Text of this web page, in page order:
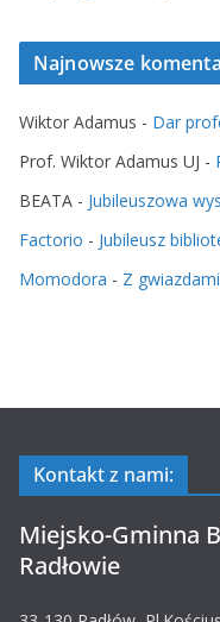
Najnowsze
Wiktor Adamus - Dar
Prof. Wiktor Adamus UJ -
BEATA - Jubileuszowa
Factorio - Jubileusz
Momodora - Z
Kontakt z nami:
Miejsko-Gminna
Radłowie